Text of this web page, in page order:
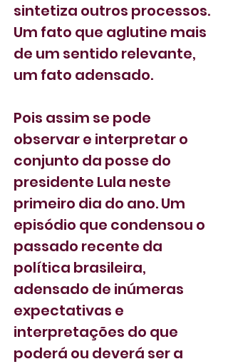
sintetiza outros processos.
Um fato que aglutine mais
de um sentido relevante,
um fato adensado.
Pois assim se pode
observar e interpretar o
conjunto da posse do
presidente Lula neste
primeiro dia do ano. Um
episódio que condensou o
passado recente da
política brasileira,
adensado de inúmeras
expectativas e
interpretações do que
poderá ou deverá ser a